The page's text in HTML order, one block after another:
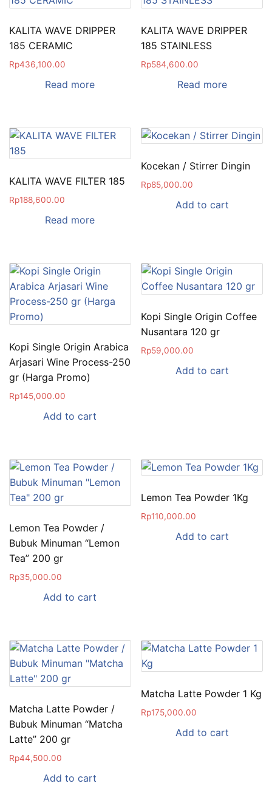
KALITA WAVE DRIPPER
185 CERAMIC
Rp436,100.00
Read more
KALITA WAVE DRIPPER
185 STAINLESS
Rp584,600.00
Read more
KALITA WAVE FILTER 185
Rp188,600.00
Read more
Kocekan / Stirrer Dingin
Rp85,000.00
Add to cart
Kopi Single Origin Arabica
Arjasari Wine Process-250
gr (Harga Promo)
Rp145,000.00
Add to cart
Kopi Single Origin Coffee
Nusantara 120 gr
Rp59,000.00
Add to cart
Lemon Tea Powder /
Bubuk Minuman “Lemon
Tea” 200 gr
Rp35,000.00
Add to cart
Lemon Tea Powder 1Kg
Rp110,000.00
Add to cart
Matcha Latte Powder /
Bubuk Minuman “Matcha
Latte” 200 gr
Rp44,500.00
Add to cart
Matcha Latte Powder 1 Kg
Rp175,000.00
Add to cart